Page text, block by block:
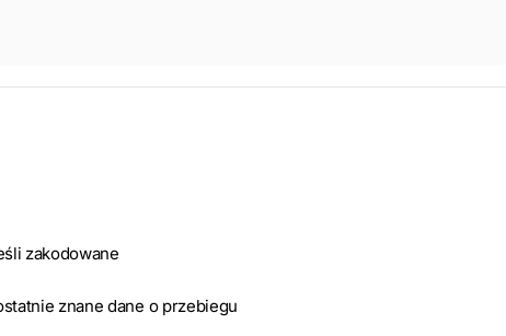
zakodowane
znane dane o przebiegu